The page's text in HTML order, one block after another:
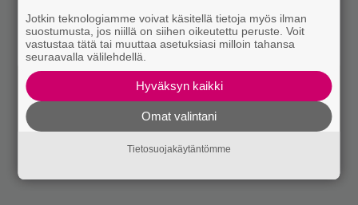
Jotkin teknologiamme voivat käsitellä tietoja myös ilman
suostumusta, jos niillä on siihen oikeutettu peruste. Voit
vastustaa tätä tai muuttaa asetuksiasi milloin tahansa
seuraavalla välilehdellä.
Hyväksyn kaikki
Omat valintani
Tietosuojakäytäntömme